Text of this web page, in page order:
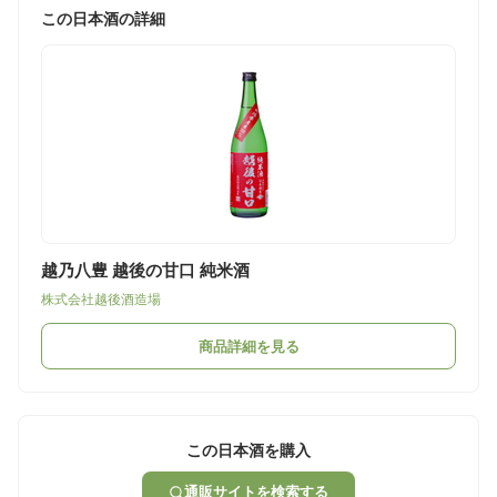
この日本酒の詳細
越乃八豊 越後の甘口 純米酒
株式会社越後酒造場
商品詳細を見る
この日本酒を購入
通販サイトを検索する